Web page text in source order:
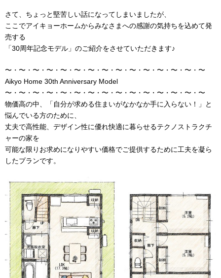
さて、ちょっと堅苦しい話になってしまいましたが、
ここでアイキョーホームからみなさまへの感謝の気持ちを込めて発
売する
「30周年記念モデル」のご紹介をさせていただきます♪
〜・〜・〜・〜・〜・〜・〜・〜・〜・〜・〜・〜・〜・〜・〜
Aikyo Home 30th Anniversary Model
〜・〜・〜・〜・〜・〜・〜・〜・〜・〜・〜・〜・〜・〜・〜
物価高の中、「自分が求める住まいがなかなか手に入らない！」と
悩んでいる方のために、
丈夫で高性能、デザイン性に優れ快適に暮らせるテクノストラクチ
ャーの家を
可能な限りお求めになりやすい価格でご提供するために工夫を凝ら
したプランです。